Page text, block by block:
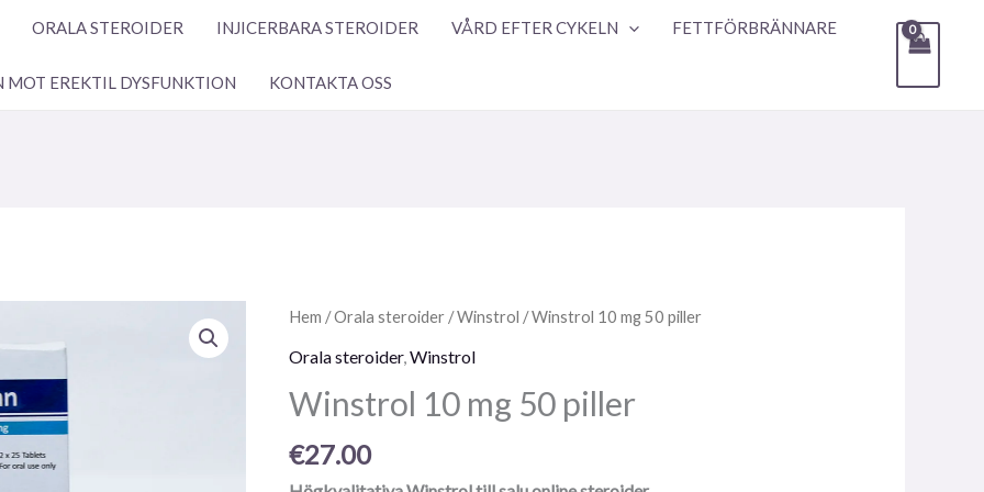
ORALA STEROIDER INJICERBARA STEROIDER VÅRD EFTER CYKELN FETTFÖRBRÄNNARE
MOT EREKTIL DYSFUNKTION KONTAKTA OSS
Hem /Orala steroider /Winstrol / Winstrol 10 mg 50 piller
Orala steroider,Winstrol
Winstrol 10 mg 50 piller
€27.00
Winstrol
50
mängd